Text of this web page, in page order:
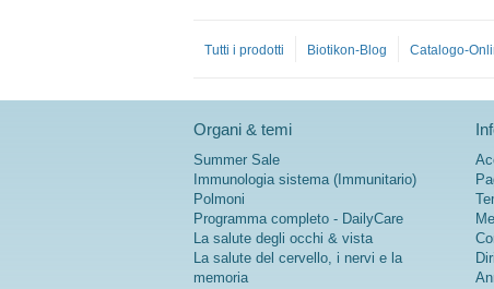
Tutti i prodotti Biotikon-Blog Catalogo-
Organi & temi
Summer Sale
Immunologia sistema (Immunitario)
Polmoni
Programma completo - DailyCare
La salute degli occhi & vista
La salute del cervello, i nervi e la
memoria